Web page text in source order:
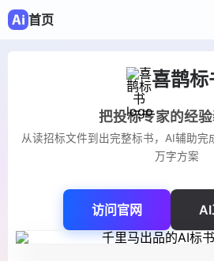
首页
喜鹊标
把投标专家的经
从读招标文件到出完整标书，AI辅助完
万字方案
访问官网 AI